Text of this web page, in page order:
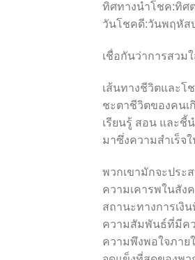
ทิศทางนำโชค:ทิศ
วันโชคดี:วันพฤหัส
เชื่อกันว่าการสวม
เส้นทางชีวิตและโ
ชะตาชีวิตของคนเ
เรียนรู้ สอน และชี้
มาซึ่งความสำเร็จ
พวกเขามักจะประ
ความเคารพในสัง
สถานะทางการเงิ
ความสัมพันธ์ที่มีค
ความพึงพอใจภาย